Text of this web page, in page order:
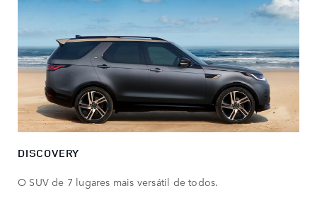
DISCOVERY
O SUV de 7 lugares mais versátil de todos.